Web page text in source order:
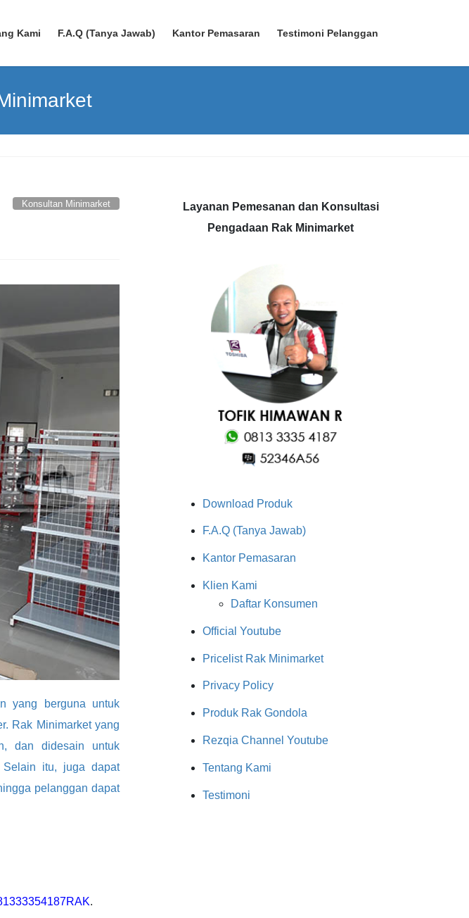
Kami F.A.Q (Tanya Jawab) Kantor Pemasaran Testimoni Pelanggan
Konsultan Minimarket
yang berguna untuk
Rak Minimarket yang
dan didesain untuk
Selain itu, juga dapat
pelanggan dapat
.
Layanan Pemesanan dan Konsultasi
Pengadaan Rak Minimarket
Download Produk
F.A.Q (Tanya Jawab)
Kantor Pemasaran
Klien Kami
Daftar Konsumen
Official Youtube
Pricelist Rak Minimarket
Privacy Policy
Produk Rak Gondola
Rezqia Channel Youtube
Tentang Kami
Testimoni